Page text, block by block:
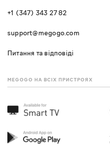
+1 (347) 343 27 82
support@megogo.com
Питання та відповіді
MEGOGO НА ВСІХ ПРИСТРОЯХ